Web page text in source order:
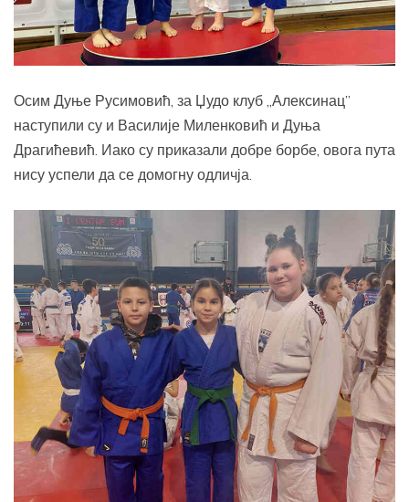
Осим Дуње Русимовић, за Џудо клуб „Алексинац”
наступили су и Василије Миленковић и Дуња
Драгићевић. Иако су приказали добре борбе, овога пута
нису успели да се домогну одличја.